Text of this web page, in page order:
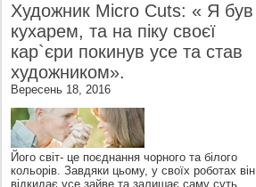
Художник Micro Cuts: « Я був
кухарем, та на піку своєї
кар`єри покинув усе та став
художником».
Вересень 18, 2016
Його світ- це поєднання чорного та білого
кольорів. Завдяки цьому, у своїх роботах він
відкидає усе зайве та залишає саму суть.